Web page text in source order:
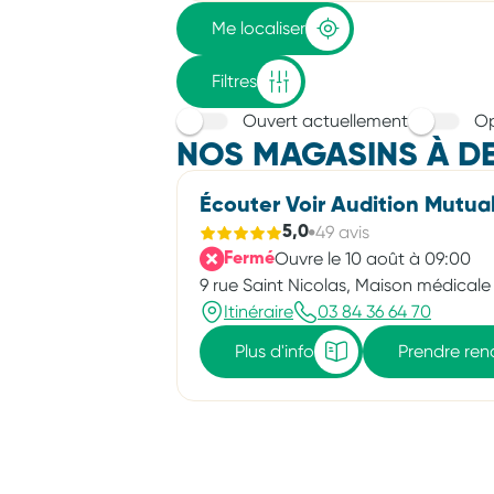
adresse
Me localiser
Filtres
Ouvert actuellement
NOS MAGASINS À
Écouter Voir Audition
5,0 49 avis
FerméOuvre le 10 août à 09:00
9 rue Saint Nicolas, Maison médicale
Itinéraire
03 84 36 64 70
Plus d'info
Prendre